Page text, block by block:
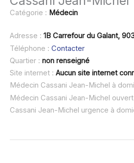
Catégorie : Médecin
Adresse : 1B Carrefour du Galant,
Téléphone : Contacter
Quartier : non renseigné
Site internet : Aucun site internet
Médecin Cassani Jean-Michel à
Médecin Cassani Jean-Michel